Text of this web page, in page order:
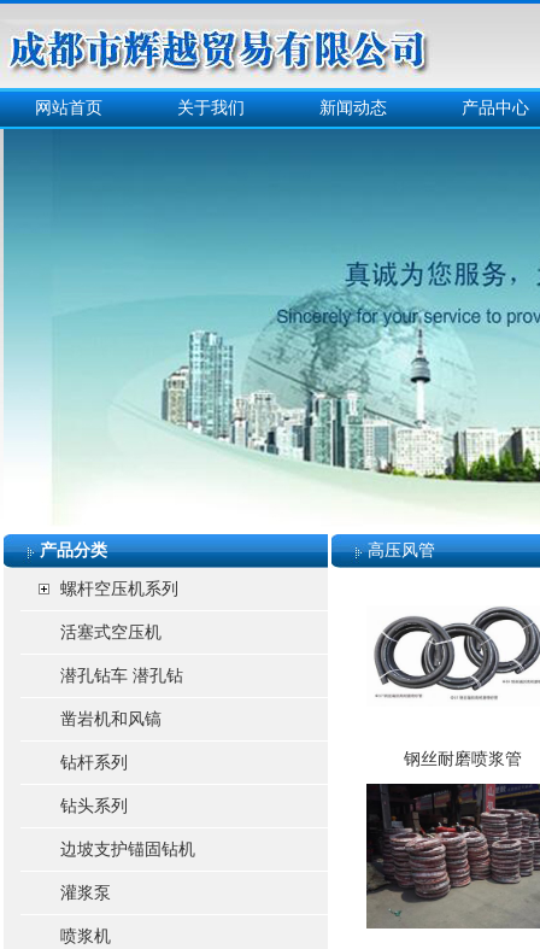
网站首页 关于我们 新闻动态 产品中心
产品分类
螺杆空压机系列
活塞式空压机
潜孔钻车 潜孔钻
凿岩机和风镐
钻杆系列
钻头系列
边坡支护锚固钻机
灌浆泵
喷浆机
高压风管
钢丝耐磨喷浆管